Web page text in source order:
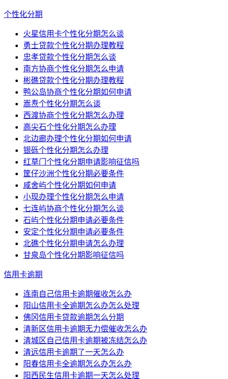
个性化分期
火星信用卡个性化分期怎么谈
勇士贷款个性化分期办理教程
忠孝贷款个性化分期怎么谈
南方协商个性化分期怎么申请
彬礁贷款个性化分期办理教程
鸭公岛协商个性化分期如何申请
嵩焘个性化分期怎么谈
西渡协商个性化分期怎么办理
高尖石个性化分期怎么办理
北边廊办理个性化分期如何申请
银砾个性化分期怎么办理
红草门个性化分期申请影响征信吗
筐仔沙洲个性化分期必要条件
咸舍屿个性化分期如何申请
小现办理个性化分期怎么申请
七连屿协商个性化分期怎么谈
石屿个性化分期申请必要条件
安定个性化分期申请必要条件
北礁个性化分期申请怎么办理
甘泉岛个性化分期影响征信吗
信用卡逾期
连南自己信用卡逾期催收怎么办
阳山信用卡全逾期怎么办怎么处理
佛冈信用卡贷款逾期怎么分期
清新区信用卡逾期无力偿催收怎么办
清城区自己信用卡逾期被冻结怎么办
清远信用卡逾期了一天怎么办
阳春信用卡全逾期怎么办怎么办
阳西民生信用卡逾期一天怎么处理